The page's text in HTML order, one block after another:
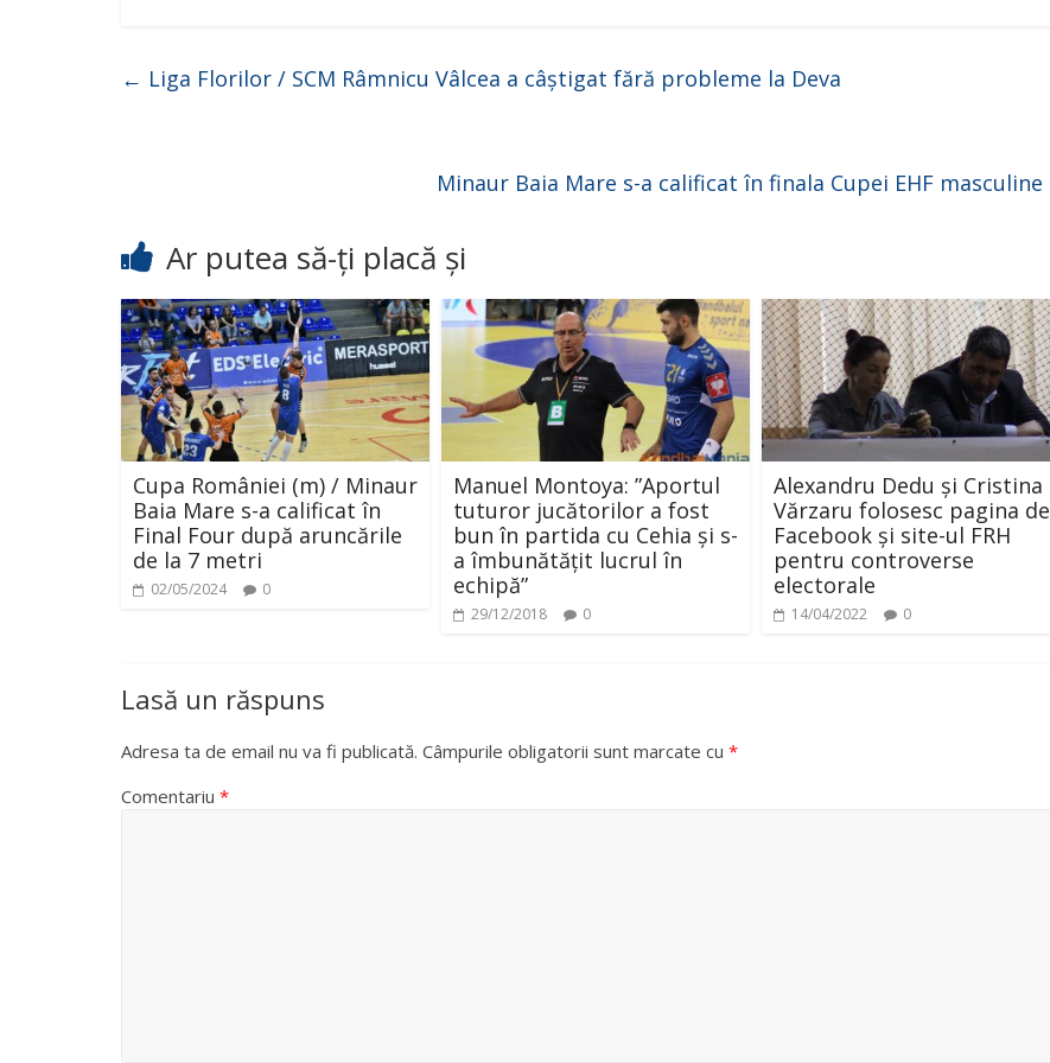
d
← Liga Florilor / SCM Râmnicu Vâlcea a câștigat fără probleme la Deva
Minaur Baia Mare s-a calificat în finala Cupei EHF masculine
Ar putea să-ți placă și
Cupa României (m) / Minaur
Baia Mare s-a calificat în
Final Four după aruncările
de la 7 metri
02/05/2024 0
Manuel Montoya: ”Aportul
tuturor jucătorilor a fost
bun în partida cu Cehia și s-
a îmbunătățit lucrul în
echipă”
29/12/2018 0
Alexandru Dedu și Cristina
Vărzaru folosesc pagina de
Facebook și site-ul FRH
pentru controverse
electorale
14/04/2022 0
Lasă un răspuns
Adresa ta de email nu va fi publicată. Câmpurile obligatorii sunt marcate cu *
Comentariu *